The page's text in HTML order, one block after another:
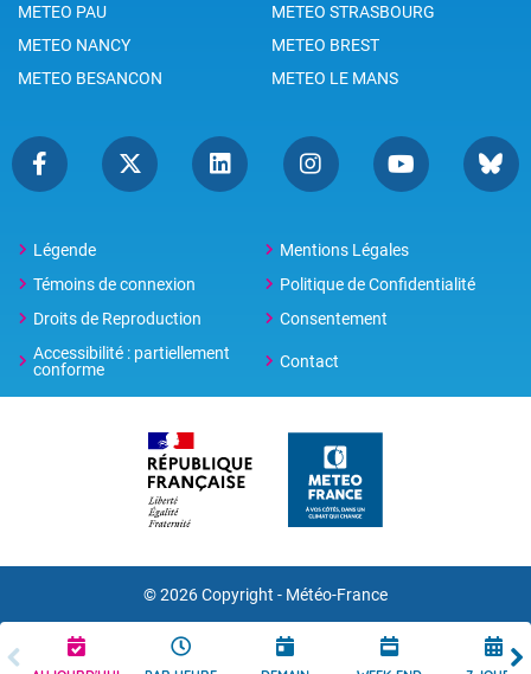
METEO PAU
METEO STRASBOURG
METEO NANCY
METEO BREST
METEO BESANCON
METEO LE MANS
Légende
Mentions Légales
Témoins de connexion
Politique de Confidentialité
Droits de Reproduction
Consentement
Accessibilité : partiellement
conforme
Contact
© 2026 Copyright - Météo-France